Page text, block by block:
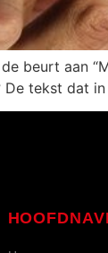
beurt aan
tekst dat